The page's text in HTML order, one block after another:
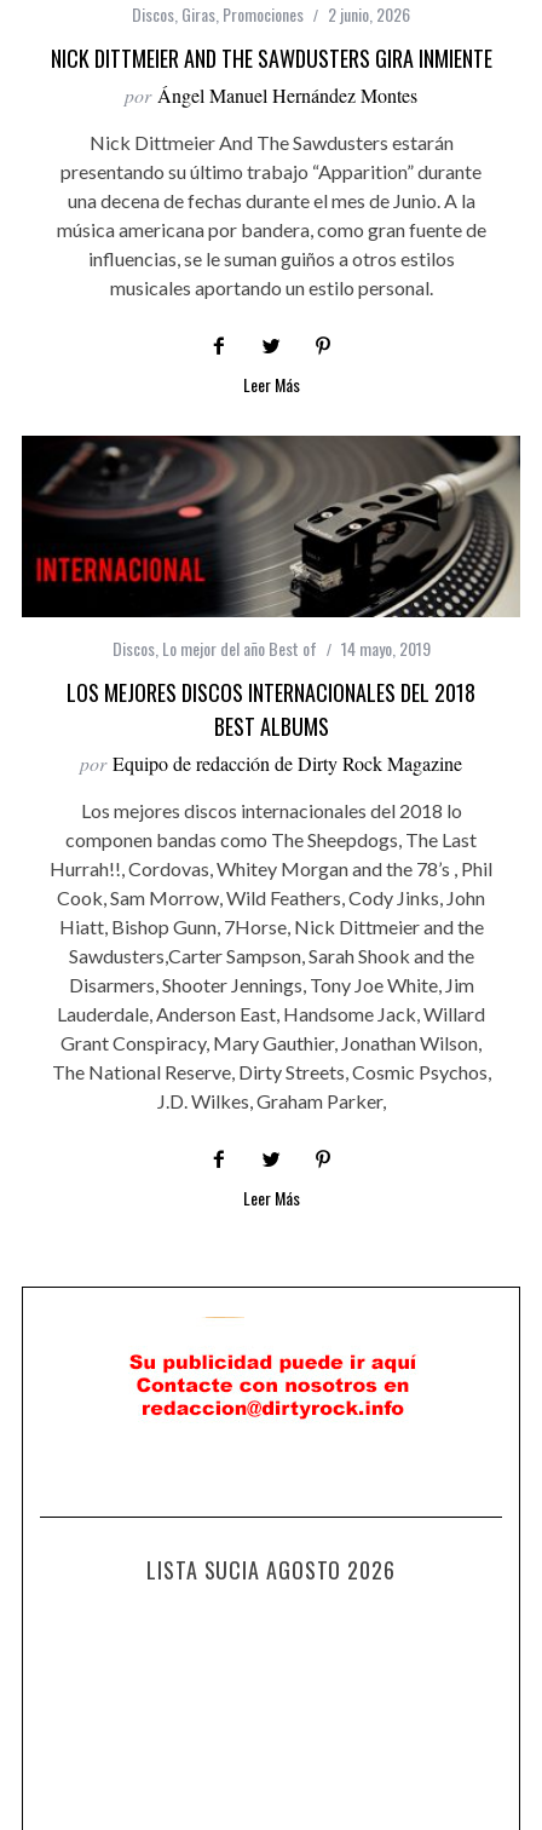
Discos,Giras,Promociones 2 junio, 2026
NICK DITTMEIER AND THE SAWDUSTERS GIRA INMIENTE
por Ángel Manuel Hernández Montes
Nick Dittmeier And The Sawdusters estarán
presentando su último trabajo “Apparition” durante
una decena de fechas durante el mes de Junio. A la
música americana por bandera, como gran fuente de
influencias, se le suman guiños a otros estilos
musicales aportando un estilo personal.
Leer Más
Discos,Lo mejor del año Best of 14 mayo, 2019
LOS MEJORES DISCOS INTERNACIONALES DEL 2018
BEST ALBUMS
por Equipo de redacción de Dirty Rock Magazine
Los mejores discos internacionales del 2018 lo
componen bandas como The Sheepdogs, The Last
Hurrah!!, Cordovas, Whitey Morgan and the 78’s , Phil
Cook, Sam Morrow, Wild Feathers, Cody Jinks, John
Hiatt, Bishop Gunn, 7Horse, Nick Dittmeier and the
Sawdusters,Carter Sampson, Sarah Shook and the
Disarmers, Shooter Jennings, Tony Joe White, Jim
Lauderdale, Anderson East, Handsome Jack, Willard
Grant Conspiracy, Mary Gauthier, Jonathan Wilson,
The National Reserve, Dirty Streets, Cosmic Psychos,
J.D. Wilkes, Graham Parker,
Leer Más
LISTA SUCIA AGOSTO 2026